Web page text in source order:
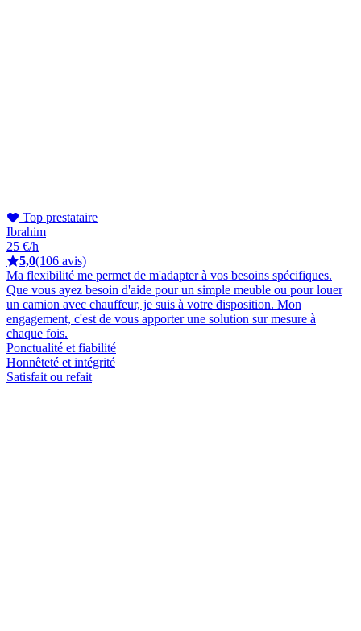
Top prestataire
Ibrahim
25 €/h
5,0(106 avis)
Ma flexibilité me permet de m'adapter à vos besoins spécifiques.
Que vous ayez besoin d'aide pour un simple meuble ou pour louer
un camion avec chauffeur, je suis à votre disposition. Mon
engagement, c'est de vous apporter une solution sur mesure à
chaque fois.
Ponctualité et fiabilité
Honnêteté et intégrité
Satisfait ou refait